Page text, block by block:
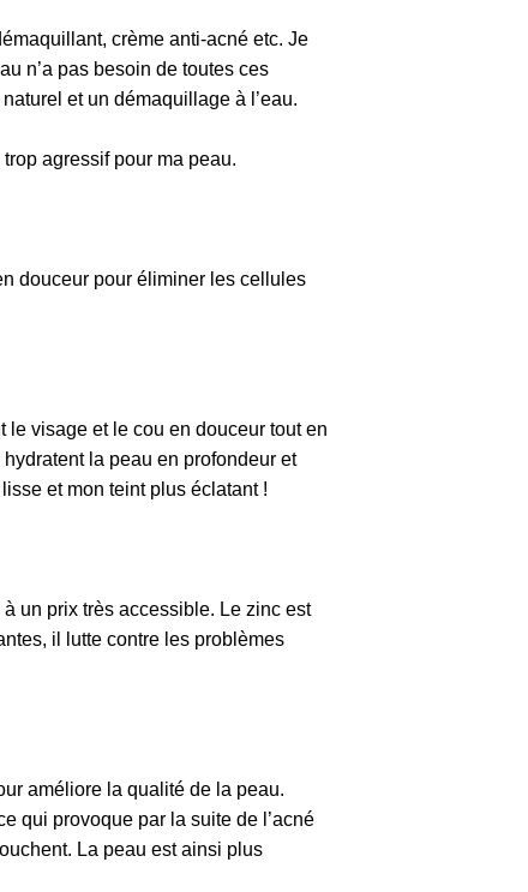
crème anti-acné etc. Je
n’a pas besoin de toutes ces
et un démaquillage à l’eau.
agressif pour ma peau.
douceur pour éliminer les cellules
le visage et le cou en douceur tout en
la peau en profondeur et
et mon teint plus éclatant !
un prix très accessible. Le zinc est
il lutte contre les problèmes
améliore la qualité de la peau.
qui provoque par la suite de l’acné
La peau est ainsi plus